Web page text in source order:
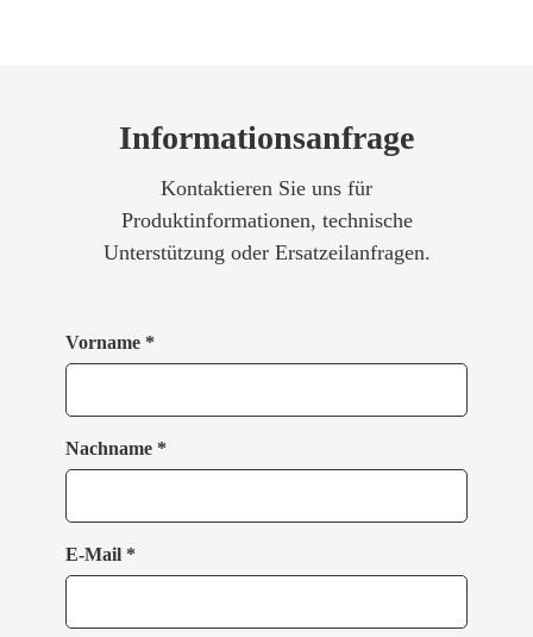
Informationsanfrage
Kontaktieren Sie uns für
Produktinformationen, technische
Unterstützung oder Ersatzeilanfragen.
Vorname *
Nachname *
E-Mail *